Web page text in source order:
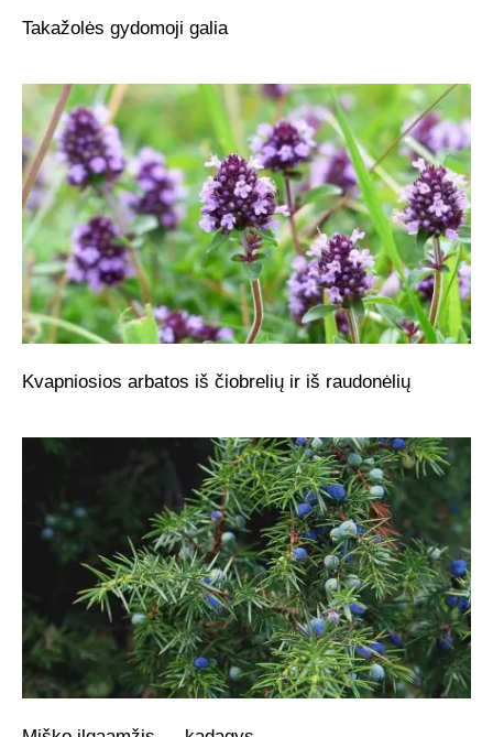
Takažolės gydomoji galia
Kvapniosios arbatos iš čiobrelių ir iš raudonėlių